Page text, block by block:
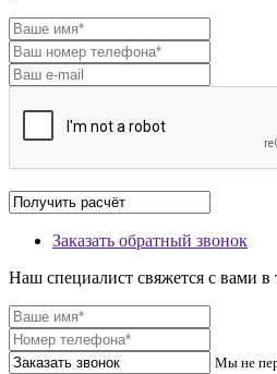
Заказать обратный звонок
Наш специалист свяжется с вами в
Мы не